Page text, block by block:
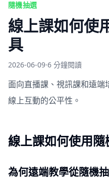
隨機抽選
線上課如何使
具
2026-06-09·6 分鐘閱讀
面向直播課、視訊課和遠
線上互動的公平性。
線上課如何使用
為何遠端教學從隨機